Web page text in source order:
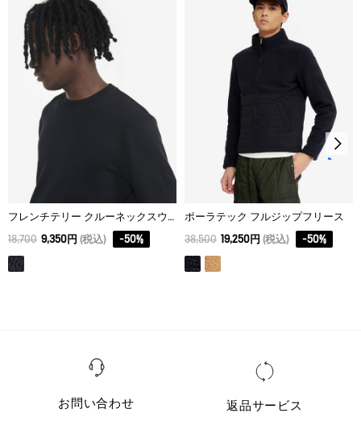
フレンチテリー クルーネックスウェット
18,700 9,350円 (税込) -50%
ポーラテック フルジップフリース
38,500 19,250円 (税込) -50%
お問い合わせ 返品サービス